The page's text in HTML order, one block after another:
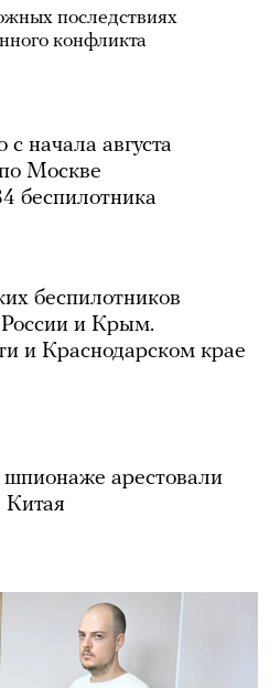
последствиях
конфликта
начала августа
Москве
беспилотника
беспилотников
России и Крым.
и Краснодарском крае
арестовали